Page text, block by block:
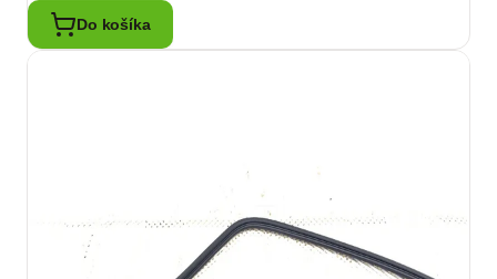
Do košíka